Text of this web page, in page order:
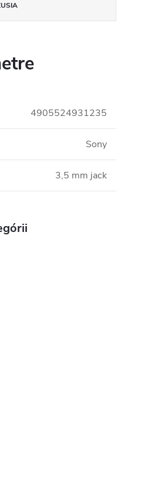
4905524931235
Sony
3,5 mm jack